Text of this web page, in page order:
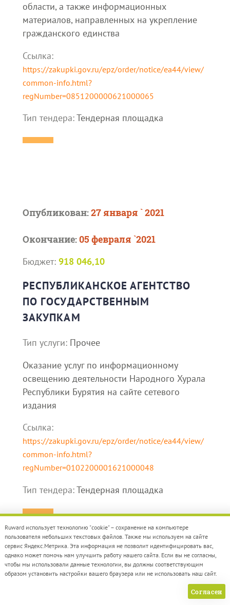
области, а также информационных
материалов, направленных на укрепление
гражданского единства
Ссылка:
https://zakupki.gov.ru/epz/order/notice/ea44/view/
common-info.html?
regNumber=0851200000621000065
Тип тендера:Тендерная площадка
Опубликован:27 января ` 2021
Окончание:05 февраля `2021
Бюджет: 918 046,10
РЕСПУБЛИКАНСКОЕ АГЕНТСТВО
ПО ГОСУДАРСТВЕННЫМ
ЗАКУПКАМ
Тип услуги: Прочее
Оказание услуг по информационному
освещению деятельности Народного Хурала
Республики Бурятия на сайте сетевого
издания
Ссылка:
https://zakupki.gov.ru/epz/order/notice/ea44/view/
common-info.html?
regNumber=0102200001621000048
Тип тендера:Тендерная площадка
Ruward использует технологию "cookie" – сохранение на компьютере
пользователя небольших текстовых файлов. Также мы используем на сайте
сервис Яндекс.Метрика. Эта информация не позволит идентифицировать вас,
однако может помочь нам улучшить работу нашего сайта. Если вы не согласны,
чтобы мы использовали данные технологии, вы должны соответствующим
образом установить настройки вашего браузера или не использовать наш сайт.
Согласен